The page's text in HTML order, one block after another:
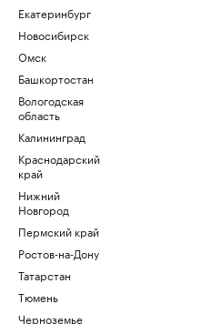
Екатеринбург
Новосибирск
Омск
Башкортостан
Вологодская
область
Калининград
Краснодарский
край
Нижний
Новгород
Пермский край
Ростов-на-Дону
Татарстан
Тюмень
Черноземье